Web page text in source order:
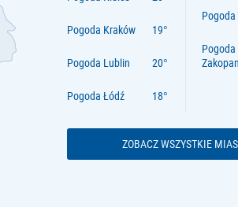
Pogoda Kraków
Pogoda Lublin
Pogoda Łódź
Pogoda
Pogoda
ZOBACZ WSZYSTKIE